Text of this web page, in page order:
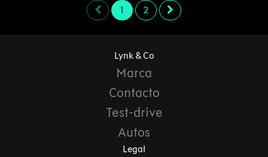
1 2
Lynk & Co
Marca
Contacto
Test-drive
Autos
Legal